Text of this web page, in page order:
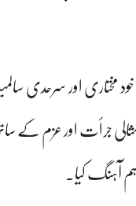
مختاری اور سرحدی
جرأت اور عزم کے
آہنگ کیا۔